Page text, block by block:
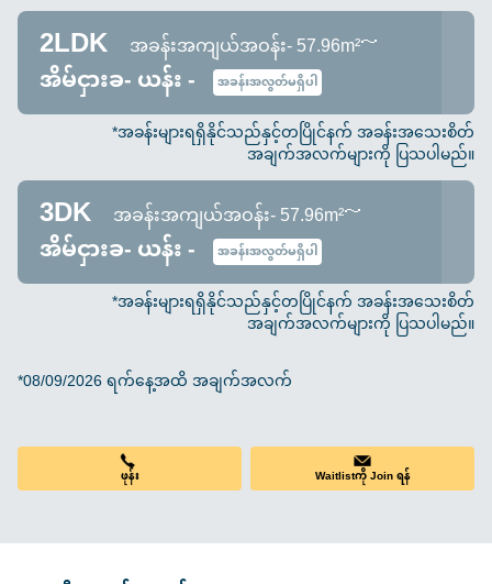
2LDK အခန်းအကျယ်အဝန်း- 57.96m²～
အိမ်ငှားခ- ယန်း - အခန်းအလွတ်မရှိပါ
*အခန်းများရရှိနိုင်သည်နှင့်တပြိုင်နက် အခန်းအသေးစိတ်
အချက်အလက်များကို ပြသပါမည်။
3DK အခန်းအကျယ်အဝန်း- 57.96m²～
အိမ်ငှားခ- ယန်း - အခန်းအလွတ်မရှိပါ
*အခန်းများရရှိနိုင်သည်နှင့်တပြိုင်နက် အခန်းအသေးစိတ်
အချက်အလက်များကို ပြသပါမည်။
*08/09/2026 ရက်နေ့အထိ အချက်အလက်
ဖုန်း Waitlistကို Join ရန်